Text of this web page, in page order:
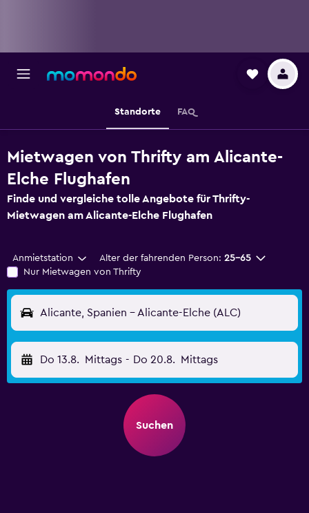
Standorte FAQ
Mietwagen von Thrifty am Alicante-
Elche Flughafen
Finde und vergleiche tolle Angebote für Thrifty-
Mietwagen am Alicante-Elche Flughafen
Anmietstation Alter der fahrenden Person: 25-65
Nur Mietwagen von Thrifty
Alicante, Spanien - Alicante-Elche (ALC)
Do 13.8. Mittags - Do 20.8. Mittags
Suchen